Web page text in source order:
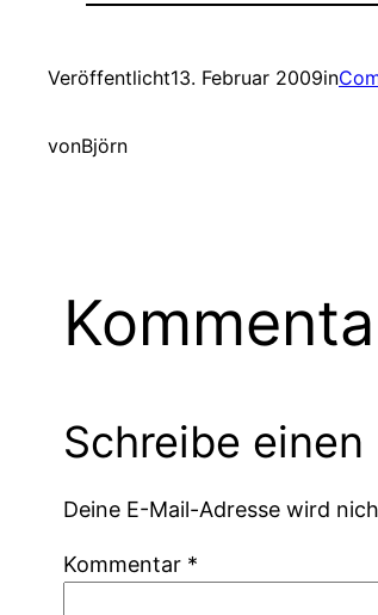
Veröffentlicht13. Februar 2009in
vonBjörn
Schreibe
Deine E-Mail-Adresse wird
Kommentar *